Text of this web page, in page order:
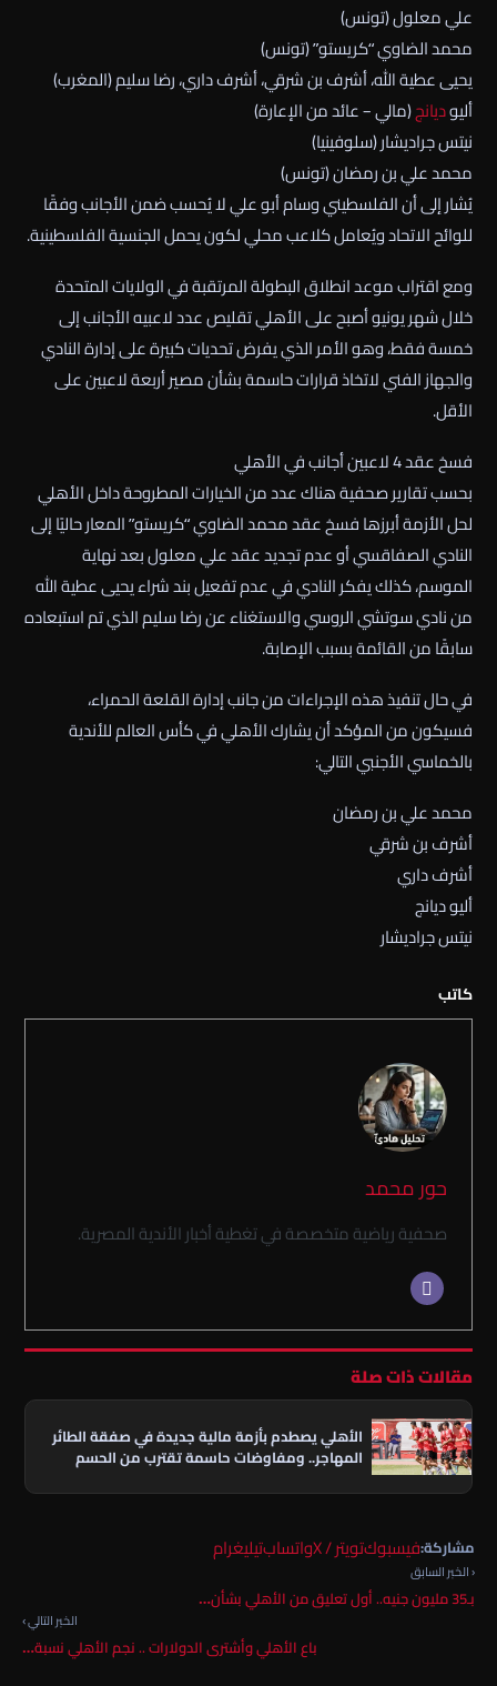
علي معلول (تونس)
محمد الضاوي “كريستو” (تونس)
يحيى عطية الله، أشرف بن شرقي، أشرف داري، رضا سليم (المغرب)
أليوديانج(مالي – عائد من الإعارة)
نيتس جراديشار (سلوفينيا)
محمد علي بن رمضان (تونس)
يُشار إلى أن الفلسطيني وسام أبو علي لا يُحسب ضمن الأجانب وفقًا
للوائح الاتحاد ويُعامل كلاعب محلي لكون يحمل الجنسية الفلسطينية.
ومع اقتراب موعد انطلاق البطولة المرتقبة في الولايات المتحدة
خلال شهر يونيو أصبح على الأهلي تقليص عدد لاعبيه الأجانب إلى
خمسة فقط، وهو الأمر الذي يفرض تحديات كبيرة على إدارة النادي
والجهاز الفني لاتخاذ قرارات حاسمة بشأن مصير أربعة لاعبين على
الأقل.
فسخ عقد 4 لاعبين أجانب في الأهلي
بحسب تقارير صحفية هناك عدد من الخيارات المطروحة داخل الأهلي
لحل الأزمة أبرزها فسخ عقد محمد الضاوي “كريستو” المعار حاليًا إلى
النادي الصفاقسي أو عدم تجديد عقد علي معلول بعد نهاية
الموسم، كذلك يفكر النادي في عدم تفعيل بند شراء يحيى عطية الله
من نادي سوتشي الروسي والاستغناء عن رضا سليم الذي تم استبعاده
سابقًا من القائمة بسبب الإصابة.
في حال تنفيذ هذه الإجراءات من جانب إدارة القلعة الحمراء،
فسيكون من المؤكد أن يشارك الأهلي في كأس العالم للأندية
بالخماسي الأجنبي التالي:
محمد علي بن رمضان
أشرف بن شرقي
أشرف داري
أليو ديانج
نيتس جراديشار
كاتب
حور محمد
صحفية رياضية متخصصة في تغطية أخبار الأندية المصرية.
مقالات ذات صلة
الأهلي يصطدم بأزمة مالية جديدة في صفقة الطائر
المهاجر.. ومفاوضات حاسمة تقترب من الحسم
مشاركة:فيسبوكتويتر / X واتسابتيليغرام
‹ الخبر السابق
بـ35 مليون جنيه.. أول تعليق من الأهلي بشأن…
الخبر التالي ›
باع الأهلي وأشترى الدولارات .. نجم الأهلي نسبة…